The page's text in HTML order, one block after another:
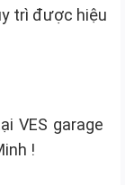
trì được hiệu
VES garage
!